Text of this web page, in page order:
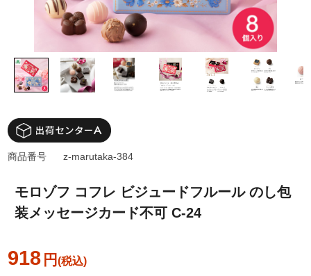
モロゾフ コフレ ビジュードフルール のし包
装メッセージカード不可 C-24
918 円
商品番号 z-marutaka-384